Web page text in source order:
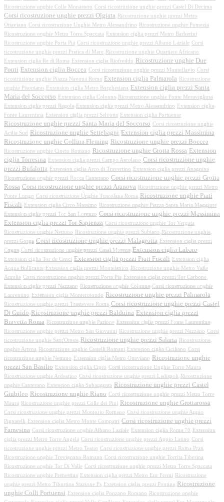
Ricostruzione unghie Colle Monastero Corsi ricostruzione unghie prezzi Castel Di Decima
Corsi ricostruzione unghie prezzi Olgiata
Ricostruzione unghie prezzi Metro
Ottaviano Corsi ricostruzione Unghie Metro Alessandrino
Ricostruzione unghie Pomezia
Ricostruzione unghie Metro Torre Spaccata
Extension ciglia prezzi Metro Barberini
Ricostruzione unghie Porta Pia Corsi ricostruzione unghie prezzi Albano Laziale Corsi
ricostruzione unghie prezzi Pratica di Mare
Ricostruzione unghie Quartiere Africano
Extension ciglia Re di Roma
Extension ciglia Riofreddo
Ricostruzione unghie Due
Ponti Extension ciglia Boccea Corsi ricostruzione unghie prezzi Monteflavio Corsi
ricostruzione unghie Piazza Navona Roma
Extension ciglia Palmarola
Ricostruzione
unghie Pisoniano
Extension ciglia Metro Borghesiana
Extension ciglia prezzi Santa
Maria del Soccorso
Extension ciglia Colonna
Ricostruzione unghie Fonte Meravigliosa
Extension ciglia prezzi Regola
Extension ciglia prezzi Metro Alessandrino
Extension ciglia
Fonte Laurentina
Extension ciglia prezzi Selvotta Extension ciglia Portuense
Ricostruzione unghie prezzi Santa Maria del Soccorso Corsi ricostruzione unghie
Acilia Sud
Ricostruzione unghie Settebagni Extension ciglia prezzi Massimina
Ricostruzione unghie Collina Fleming Ricostruzione unghie prezzi Boccea
Ricostruzione unghie Cineto Romano Ricostruzione unghie Grotta Rossa Extension
ciglia Torresina
Extension ciglia prezzi Campo Ascolano Corsi ricostruzione unghie
prezzi Bufalotta
Extension ciglia Arco di Travertino
Extension ciglia prezzi Anagnina
Ricostruzione unghie prezzi Rocca Canterano Corsi ricostruzione unghie prezzi Grotta
Rossa Corsi ricostruzione unghie prezzi Aranova
Ricostruzione unghie prezzi Metro
Ponte Lungo Corsi ricostruzione Unghie Tuscolana Roma
Ricostruzione unghie Prati
Fiscali
Extension ciglia Circo Massimo
Ricostruzione unghie Piazza Santa Maria Maggiore
Extension ciglia prezzi Tor San Lorenzo Corsi ricostruzione unghie prezzi Massimina
Extension ciglia prezzi Tor Sapienza Corsi ricostruzione unghie Tor Vergata
Ricostruzione unghie Nettuno
Ricostruzione unghie prezzi Subiaco
Ricostruzione unghie
prezzi Gorga Corsi ricostruzione unghie prezzi Malagrotta
Extension ciglia prezzi
Cogna Corsi ricostruzione unghie prezzi Casal Morena Extension ciglia Labaro
Extension ciglia Tor de Cenci Extension ciglia prezzi Prati Fiscali
Extension ciglia
Acqua Bullicante
Extension ciglia prezzi Montelanico
Ricostruzione unghie Metro Valle
Aurelia Corsi ricostruzione unghie prezzi Porta Pia
Extension ciglia prezzi Tor Carbone
Extension ciglia prezzi Nazzano
Ricostruzione unghie Colonna Corsi ricostruzione unghie
Laurentino
Extension ciglia Monterotondo Ricostruzione unghie prezzi Palmarola
Ricostruzione unghie prezzi Trastevere Roma Corsi ricostruzione unghie prezzi Castel
Di Guido Ricostruzione unghie prezzi Balduina Extension ciglia prezzi
Bravetta Roma
Ricostruzione unghie Parione
Extension ciglia prezzi Fonte Laurentina
Ricostruzione unghie prezzi Metro San Giovanni
Ricostruzione unghie prezzi Nazzano Corsi
ricostruzione unghie Sant'Oreste
Ricostruzione unghie prezzi Salaria
Ricostruzione
unghie Artena
Ricostruzione unghie Castelli Romani Extension ciglia Ciciliano Corsi
ricostruzione unghie Nettuno
Extension ciglia Metro Ottaviano
Ricostruzione unghie
prezzi San Basilio
Extension ciglia Cipro Corsi ricostruzione Unghie Torre Maura
Ricostruzione unghie Ardeatino Corsi ricostruzione unghie prezzi Ladispoli
Ricostruzione
unghie Canterano
Extension ciglia Subaugusta
Ricostruzione unghie prezzi Castel
Giubileo Ricostruzione unghie Riano Corsi ricostruzione unghie prezzi Metro Torre
Maura
Ricostruzione unghie prezzi Colle dei Pini Ricostruzione unghie Grottarossa
Corsi ricostruzione unghie prezzi Montorio Romano Corsi ricostruzione unghie Appio
Pignatelli
Extension ciglia Metro Monte Compatri Corsi ricostruzione unghie prezzi
Farnesina Corsi ricostruzione unghie Albano Laziale Extension ciglia Roma 70
Extension
ciglia prezzi Metro Torre Angela Corsi ricostruzione unghie prezzi Appio Latino Corsi
ricostruzione unghie prezzi Metro Teano Corsi ricostruzione unghie prezzi Roma Prati
Ricostruzione unghie Trevignano Romano Corsi ricostruzione unghie Torrita Tiberina
Ricostruzione unghie Tor Di Valle Corsi ricostruzione unghie prezzi Metro Torre Spaccata
Ricostruzione unghie Prenestina
Extension ciglia prezzi Metro Eur Fermi
Ricostruzione
unghie prezzi Metro Tiburtina Stazione Fs
Extension ciglia prezzi Pontina
Ricostruzione
unghie Colli Portuensi
Extension ciglia Ponzano Romano
Ricostruzione unghie